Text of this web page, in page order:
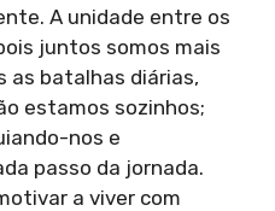
A unidade entre os
juntos somos mais
batalhas diárias,
estamos sozinhos;
nos e
passo da jornada.
a viver com